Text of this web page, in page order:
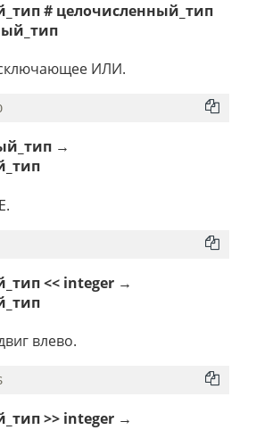
# целочисленный_тип
ИЛИ.
→
<< integer →
влево.
>> integer →